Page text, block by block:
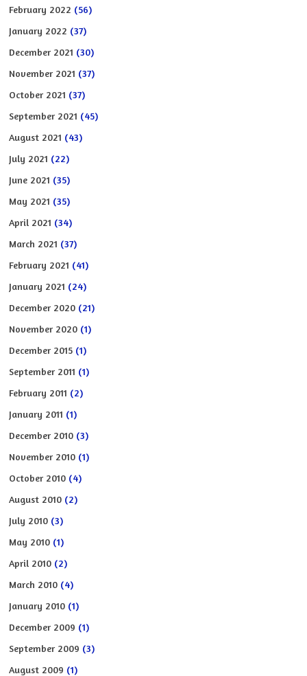
February 2022 (56)
January 2022 (37)
December 2021 (30)
November 2021 (37)
October 2021 (37)
September 2021 (45)
August 2021 (43)
July 2021 (22)
June 2021 (35)
May 2021 (35)
April 2021 (34)
March 2021 (37)
February 2021 (41)
January 2021 (24)
December 2020 (21)
November 2020 (1)
December 2015 (1)
September 2011 (1)
February 2011 (2)
January 2011 (1)
December 2010 (3)
November 2010 (1)
October 2010 (4)
August 2010 (2)
July 2010 (3)
May 2010 (1)
April 2010 (2)
March 2010 (4)
January 2010 (1)
December 2009 (1)
September 2009 (3)
August 2009 (1)